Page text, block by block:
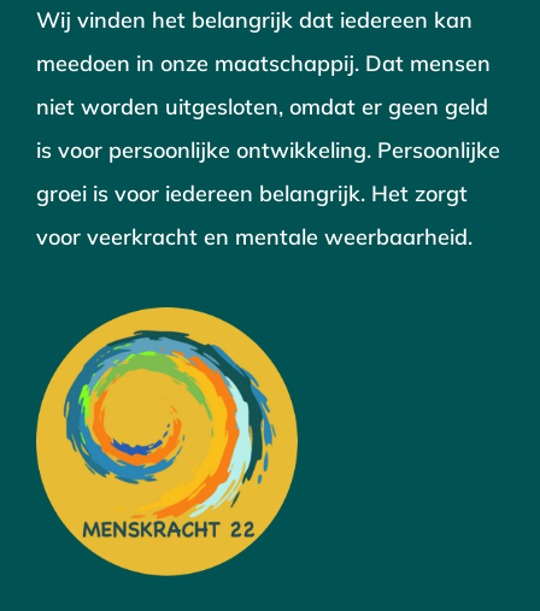
Wij vinden het belangrijk dat iedereen kan
meedoen in onze maatschappij. Dat mensen
niet worden uitgesloten, omdat er geen geld
is voor persoonlijke ontwikkeling. Persoonlijke
groei is voor iedereen belangrijk. Het zorgt
voor veerkracht en mentale weerbaarheid.